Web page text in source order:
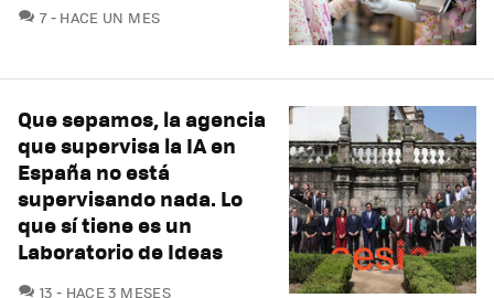
7COMENTARIOS
HACE UN MES
Que sepamos, la agencia
que supervisa la IA en
España no está
supervisando nada. Lo
que sí tiene es un
Laboratorio de Ideas
13 COMENTARIOS
HACE 3 MESES